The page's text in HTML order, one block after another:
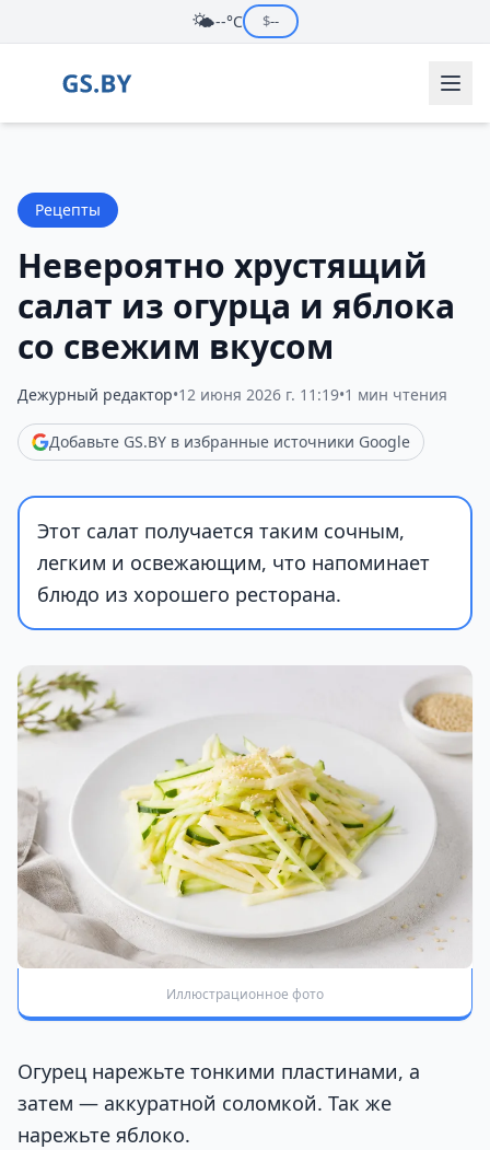
🌤️--°C $--
Рецепты
Невероятно хрустящий
салат из огурца и яблока
со свежим вкусом
Дежурный редактор•12 июня 2026 г. 11:19•1 мин чтения
Добавьте GS.BY в избранные источники Google
Этот салат получается таким сочным,
легким и освежающим, что напоминает
блюдо из хорошего ресторана.
Иллюстрационное фото
Огурец нарежьте тонкими пластинами, а
затем — аккуратной соломкой. Так же
нарежьте яблоко.